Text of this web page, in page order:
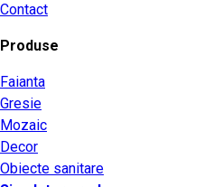
Contact
Produse
Faianta
Gresie
Mozaic
Decor
Obiecte sanitare